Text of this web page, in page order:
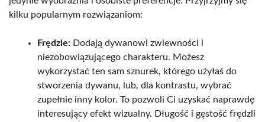
kilku popularnym rozwiązaniom:
Frędzle: Dodają dywanowi zwiewności i
niezobowiązującego charakteru. Możesz
wykorzystać ten sam sznurek, którego użyłaś do
stworzenia dywanu, lub, dla kontrastu, wybrać
zupełnie inny kolor. To pozwoli Ci uzyskać naprawdę
interesujący efekt wizualny. Długość i gęstość frędzli